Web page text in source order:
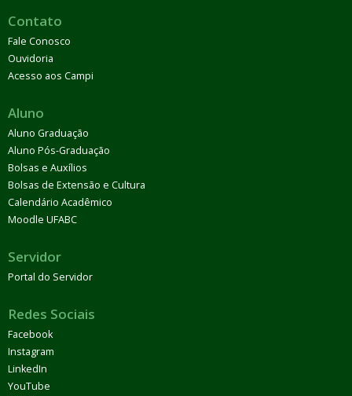
Contato
Fale Conosco
Ouvidoria
Acesso aos Campi
Aluno
Aluno Graduação
Aluno Pós-Graduação
Bolsas e Auxílios
Bolsas de Extensão e Cultura
Calendário Acadêmico
Moodle UFABC
Servidor
Portal do Servidor
Redes Sociais
Facebook
Instagram
LinkedIn
YouTube